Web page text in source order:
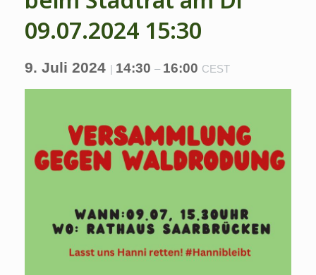
09.07.2024 15:30
9. Juli 2024 | 14:30 – 16:00 CEST